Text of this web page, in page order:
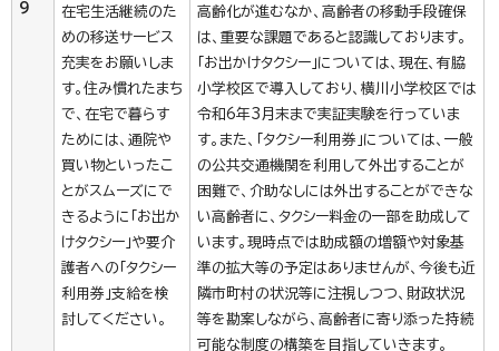
9
在宅生活継続のた
めの移送サービス
充実をお願いしま
す。住み慣れたまち
で、在宅で暮らす
ためには、通院や
買い物といったこ
とがスムーズにで
きるように「お出か
けタクシー」や要介
護者への「タクシー
利用券」支給を検
討してください。
高齢化が進むなか、高齢者の移動手段確保
は、重要な課題であると認識しております。
「お出かけタクシー」については、現在、有脇
小学校区で導入しており、横川小学校区では
令和6年3月末まで実証実験を行っていま
す。また、「タクシー利用券」については、一般
の公共交通機関を利用して外出することが
困難で、介助なしには外出することができな
い高齢者に、タクシー料金の一部を助成して
います。現時点では助成額の増額や対象基
準の拡大等の予定はありませんが、今後も近
隣市町村の状況等に注視しつつ、財政状況
等を勘案しながら、高齢者に寄り添った持続
可能な制度の構築を目指していきます。